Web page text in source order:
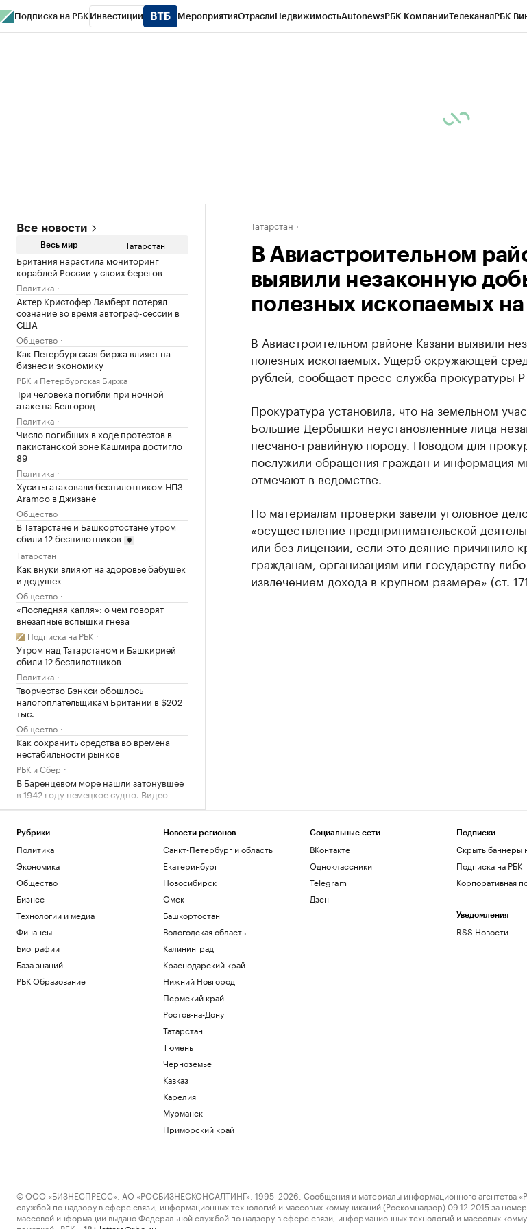
Подписка на РБК Инвестиции МероприятияОтраслиНедвижимостьAutonewsРБК КомпанииТелеканалРБК
Все новости
Весь мир Татарстан
Британия нарастила мониторинг
кораблей России у своих берегов
Политика
Актер Кристофер Ламберт потерял
сознание во время автограф-сессии в
США
Общество
Как Петербургская биржа влияет на
бизнес и экономику
РБК и Петербургская Биржа
Три человека погибли при ночной
атаке на Белгород
Политика
Число погибших в ходе протестов в
пакистанской зоне Кашмира достигло
89
Политика
Хуситы атаковали беспилотником НПЗ
Aramco в Джизане
Общество
В Татарстане и Башкортостане утром
сбили 12 беспилотников
Татарстан
Как внуки влияют на здоровье бабушек
и дедушек
Общество
«Последняя капля»: о чем говорят
внезапные вспышки гнева
Подписка на РБК
Утром над Татарстаном и Башкирией
сбили 12 беспилотников
Политика
Творчество Бэнкси обошлось
налогоплательщикам Британии в $202
тыс.
Общество
Как сохранить средства во времена
нестабильности рынков
РБК и Сбер
В Баренцевом море нашли затонувшее
в 1942 году немецкое судно. Видео
Общество
похорон» экс-принца Эндрю
Политика
Эксперт «Альфа-Денег» рассказала,
стоит ли брать кредит на отпуск
Инвестиции
Миллиардеры скупают и строят
бункеры. Чего они боятся и куда хотят
бежать
В Иране впервые за пять месяцев
показали кадры с Моджтабой Хаменеи.
Видео
Как облигационный долг помог решить
Военная операция на Украине. Онлайн
Почему инвесторы выбирают офисы в
Татарстан
В Авиастроительном
выявили незаконную
полезных ископаемых
В Авиастроительном районе Казани выявили
полезных ископаемых. Ущерб окружающей
рублей, сообщает пресс-служба прокуратуры
Прокуратура установила, что на земельном
Большие Дербышки неустановленные лица
песчано-гравийную породу. Поводом для
послужили обращения граждан и информация
отмечают в ведомстве.
По материалам проверки завели уголовное
«осуществление предпринимательской
или без лицензии, если это деяние причинило
гражданам, организациям или государству
извлечением дохода в крупном размере» (ст.
Рубрики
Политика
Экономика
Общество
Бизнес
Технологии и медиа
Финансы
Биографии
База знаний
РБК Образование
Новости регионов
Санкт-Петербург и область
Екатеринбург
Новосибирск
Омск
Башкортостан
Вологодская область
Калининград
Краснодарский край
Нижний Новгород
Пермский край
Ростов-на-Дону
Татарстан
Тюмень
Черноземье
Кавказ
Карелия
Мурманск
Приморский край
Социальные сети
ВКонтакте
Одноклассники
Telegram
Дзен
Подписки
Скрыть баннеры
Подписка на РБК
Корпоративная
Уведомления
RSS Новости
© ООО «БИЗНЕСПРЕСС», АО «РОСБИЗНЕСКОНСАЛТИНГ», 1995–2026. Сообщения и материалы информационного агентства
службой по надзору в сфере связи, информационных технологий и массовых коммуникаций (Роскомнадзор) 09.12.2015 за
массовой информации выдано Федеральной службой по надзору в сфере связи, информационных технологий и массовых